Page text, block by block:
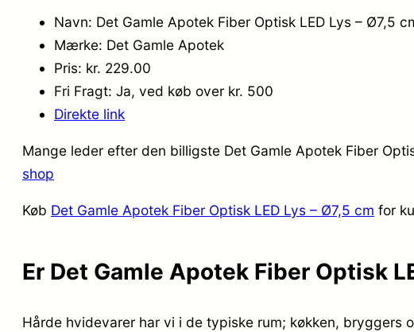
Navn: Det Gamle Apotek Fiber Optisk LED Lys – Ø7,5
Mærke: Det Gamle Apotek
Pris: kr. 229.00
Fri Fragt: Ja, ved køb over kr. 500
Direkte link
Mange leder efter den billigste Det Gamle Apotek Fiber
shop
Køb Det Gamle Apotek Fiber Optisk LED Lys – Ø7,5 cm for
Er Det Gamle Apotek Fiber Optisk
Hårde hvidevarer har vi i de typiske rum; køkken, bryggers